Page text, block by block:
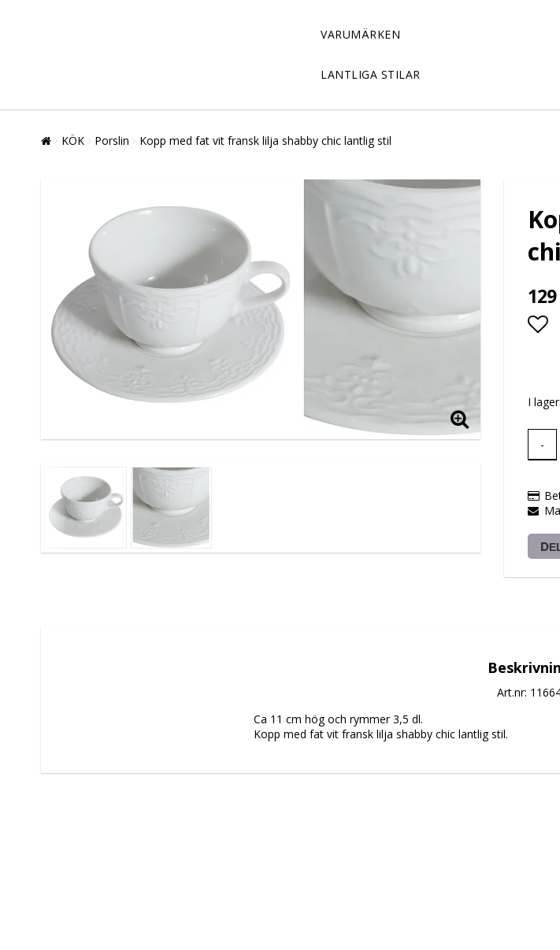
VARUMÄRKEN
LANTLIGA STILAR
KÖK Porslin Kopp med fat vit fransk lilja shabby chic lantlig stil
I
-
Art.nr:
Ca 11 cm hög och rymmer 3,5 dl.
Kopp med fat vit fransk lilja shabby chic lantlig stil.